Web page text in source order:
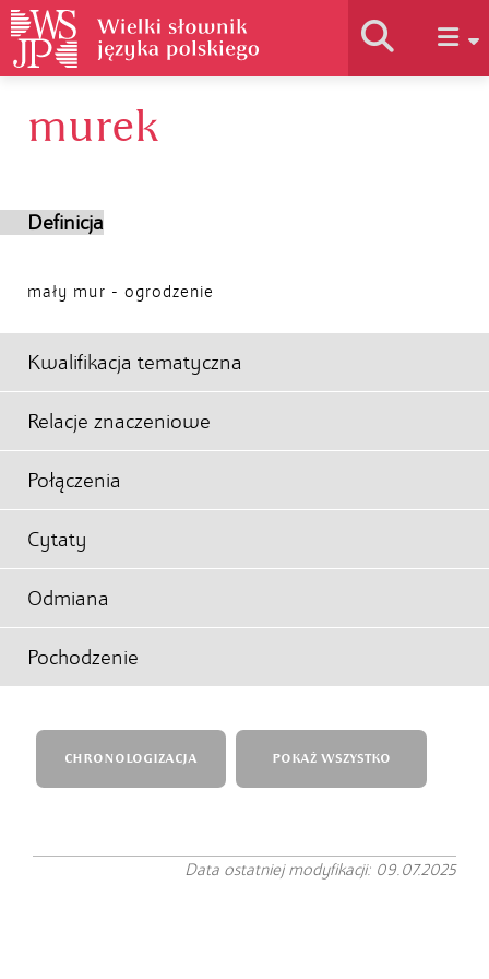
murek
Definicja
mały mur - ogrodzenie
Kwalifikacja tematyczna
Relacje znaczeniowe
Połączenia
Cytaty
Odmiana
Pochodzenie
CHRONOLOGIZACJA POKAŻ WSZYSTKO
Data ostatniej modyfikacji: 09.07.2025